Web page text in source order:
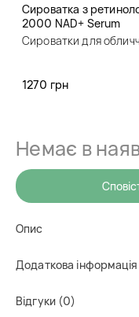
Сироватка з
2000 NAD+ Serum
Сироватки для
1270 грн
Сироватки для обличчя
код товару
шкіру під час сну та
Немає в
Опис
Додаткова інформація
Відгуки (0)